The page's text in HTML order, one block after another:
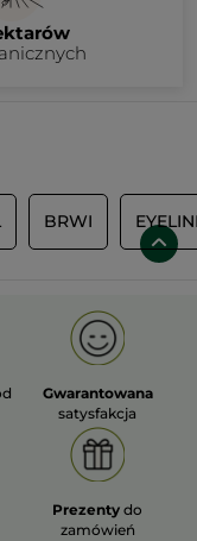
BRWI
Gwarantowana
satysfakcja
Prezenty do
zamówień